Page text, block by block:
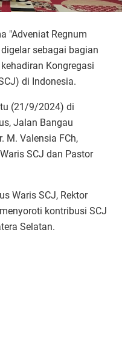
"Adveniat Regnum
sebagai bagian
Kongregasi
di Indonesia.
(21/9/2024) di
Jalan Bangau
M. Valensia FCh,
SCJ dan Pastor
Waris SCJ, Rektor
kontribusi SCJ
Selatan.